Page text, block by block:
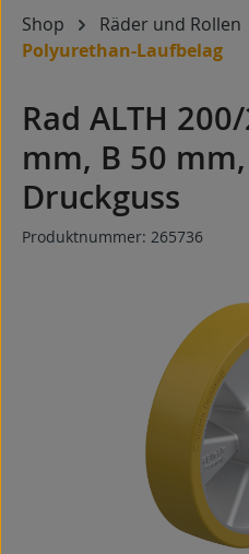
Shop
Räder und Rollen
Polyurethan-Laufbelag
Rad ALTH
mm, B 50
Druckguss
Produktnummer: 265736
Bildergalerie überspringen